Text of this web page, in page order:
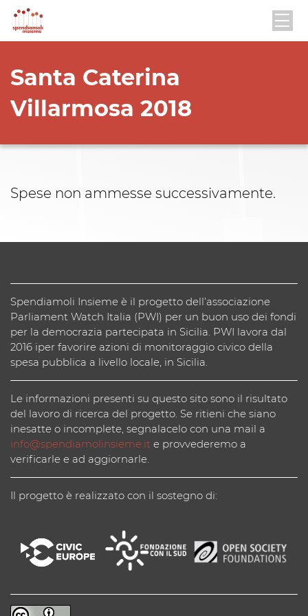
Santa Caterina
Villarmosa 2018
Spese non ammesse successivamente.
Spendiamoli Insieme è il progetto dell’associazione
Parliament Watch Italia (PWI) per un buon uso dei fondi
per la democrazia partecipata in Sicilia. PWI lavora dal
2016 iper favorire azioni di monitoraggio civico della
spesa pubblica a livello locale, in Sicilia.
Le informazioni presenti su questo sito sono il risultato
del lavoro di ricerca del progetto. Se ritieni che siano
inesatte o incomplete, segnalacelo con una mail a
info@spendiamolinsieme.it e provvederemo a
verificarle e ad aggiornarle.
Il progetto è realizzato con il sostegno di: